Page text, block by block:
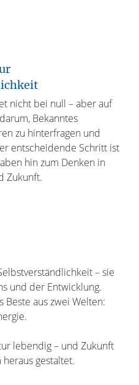
nicht bei null – aber auf
Bekanntes
zu hinterfragen und
entscheidende Schritt ist
hin zum Denken in
Zukunft.
– sie
und der Entwicklung.
Beste aus zwei Welten:
lebendig – und Zukunft
gestaltet.